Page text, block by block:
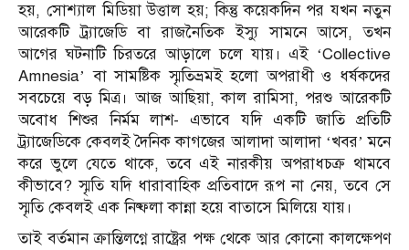
হয়, সোশ্যাল মিডিয়া উত্তাল হয়; কিন্তু কয়েকদিন পর যখন নতুন
আরেকটি ট্র্যাজেডি বা রাজনৈতিক ইস্যু সামনে আসে, তখন
আগের ঘটনাটি চিরতরে আড়ালে চলে যায়। এই ‘Collective
Amnesia’ বা সামষ্টিক স্মৃতিভ্রমই হলো অপরাধী ও ধর্ষকদের
সবচেয়ে বড় মিত্র। আজ আছিয়া, কাল রামিসা, পরশু আরেকটি
অবোধ শিশুর নির্মম লাশ- এভাবে যদি একটি জাতি প্রতিটি
ট্র্যাজেডিকে কেবলই দৈনিক কাগজের আলাদা আলাদা ‘খবর’ মনে
করে ভুলে যেতে থাকে, তবে এই নারকীয় অপরাধচক্র থামবে
কীভাবে? স্মৃতি যদি ধারাবাহিক প্রতিবাদে রূপ না নেয়, তবে সে
স্মৃতি কেবলই এক নিষ্ফলা কান্না হয়ে বাতাসে মিলিয়ে যায়।
তাই বর্তমান ক্রান্তিলগ্নে রাষ্ট্রের পক্ষ থেকে আর কোনো কালক্ষেপণ